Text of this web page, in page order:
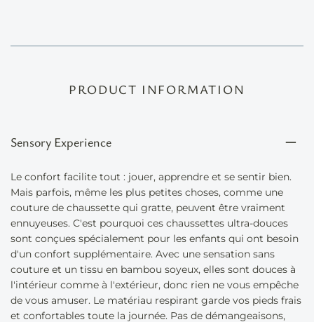
PRODUCT INFORMATION
Sensory Experience
Le confort facilite tout : jouer, apprendre et se sentir bien.
Mais parfois, même les plus petites choses, comme une
couture de chaussette qui gratte, peuvent être vraiment
ennuyeuses. C'est pourquoi ces chaussettes ultra-douces
sont conçues spécialement pour les enfants qui ont besoin
d'un confort supplémentaire. Avec une sensation sans
couture et un tissu en bambou soyeux, elles sont douces à
l'intérieur comme à l'extérieur, donc rien ne vous empêche
de vous amuser. Le matériau respirant garde vos pieds frais
et confortables toute la journée. Pas de démangeaisons,